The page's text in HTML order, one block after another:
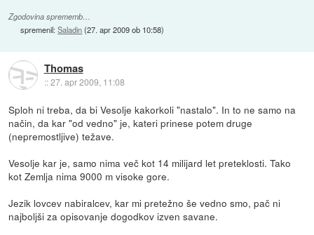
Zgodovina sprememb…
spremenil:Saladin(27. apr 2009 ob 10:58)
Thomas
::27. apr 2009, 11:08
Sploh ni treba, da bi Vesolje kakorkoli "nastalo". In to ne samo na
način, da kar "od vedno" je, kateri prinese potem druge
(nepremostljive) težave.
Vesolje kar je, samo nima več kot 14 milijard let preteklosti. Tako
kot Zemlja nima 9000 m visoke gore.
Jezik lovcev nabiralcev, kar mi pretežno še vedno smo, pač ni
najboljši za opisovanje dogodkov izven savane.